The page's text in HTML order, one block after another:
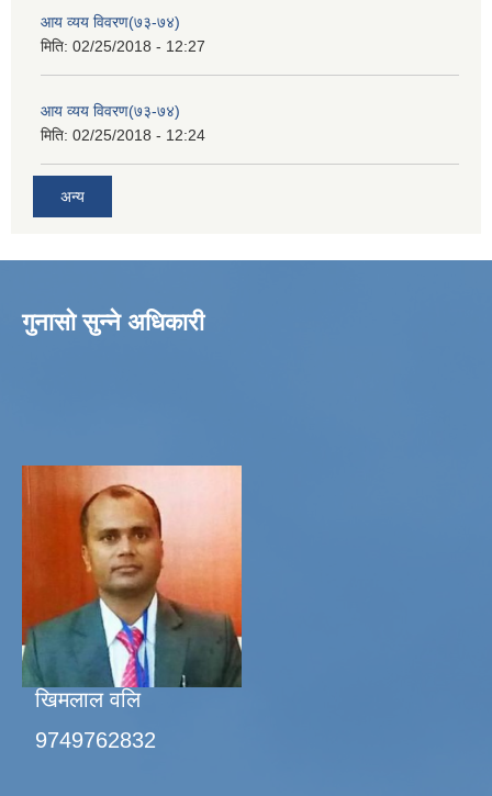
आय व्यय विवरण(७३-७४)
मिति: 02/25/2018 - 12:27
आय व्यय विवरण(७३-७४)
मिति: 02/25/2018 - 12:24
अन्य
गुनासो सुन्ने अधिकारी
खिमलाल वलि
9749762832